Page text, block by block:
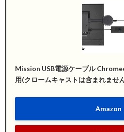
Mission USB電源ケーブル
用(クロームキャストは含まれません
Amazon